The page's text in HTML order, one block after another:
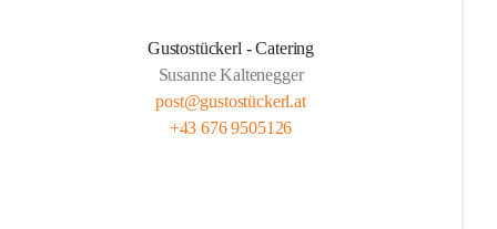
Gustostückerl - Catering
Susanne Kaltenegger
post@gustostückerl.at
+43 676 9505126